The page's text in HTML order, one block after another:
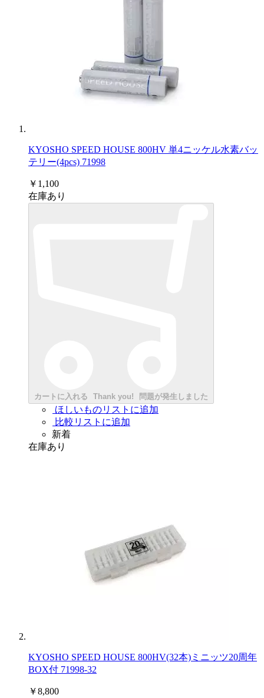
KYOSHO SPEED HOUSE 800HV 単4ニッケル水素バッ
テリー(4pcs) 71998
￥1,100
在庫あり
カートに入れる Thank you! 問題が発生しました
ほしいものリストに追加
比較リストに追加
新着
在庫あり
KYOSHO SPEED HOUSE 800HV(32本)ミニッツ20周年
BOX付 71998-32
￥8,800